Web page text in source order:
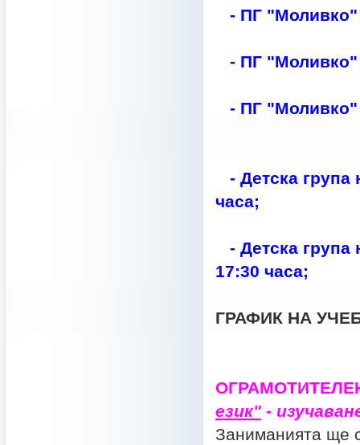
- ПГ "Моливко"
- ПГ "Моливко"
- ПГ
- Детска група
часа;
- Детска
17:30 часа;
ГРАФИК НА
език" -
Заниманията ще